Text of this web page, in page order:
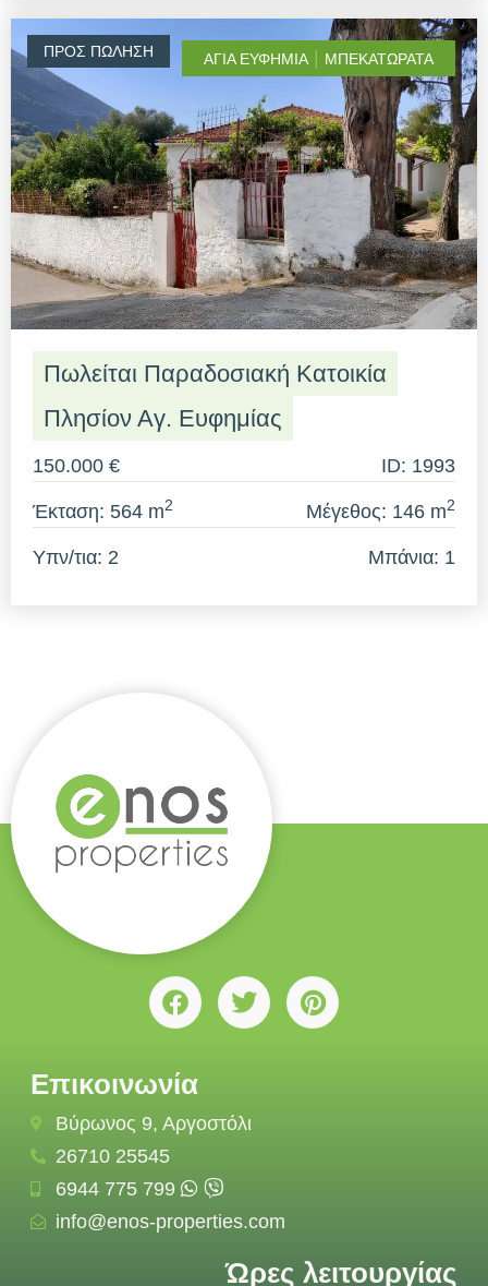
ΠΡΟΣ ΠΏΛΗΣΗ ΑΓΊΑ ΕΥΦΗΜΊΑ | ΜΠΕΚΑΤΩΡΆΤΑ
Πωλείται Παραδοσιακή Κατοικία
Πλησίον Αγ. Ευφημίας
150.000 € ID: 1993
Έκταση: 564 m2 Μέγεθος: 146 m2
Υπν/τια: 2 Μπάνια: 1
Επικοινωνία
Βύρωνος 9, Αργοστόλι
26710 25545
6944 775 799
info@enos-properties.com
Ώρες λειτουργίας